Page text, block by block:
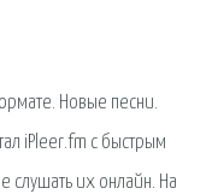
Новые песни.
iPleer.fm с быстрым
слушать их онлайн. На